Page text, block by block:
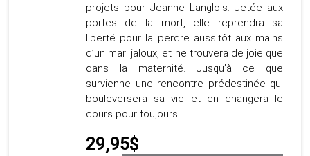
projets pour Jeanne Langlois. Jetée aux
portes de la mort, elle reprendra sa
liberté pour la perdre aussitôt aux mains
d’un mari jaloux, et ne trouvera de joie que
dans la maternité. Jusqu’à ce que
survienne une rencontre prédestinée qui
bouleversera sa vie et en changera le
cours pour toujours.
29,95$